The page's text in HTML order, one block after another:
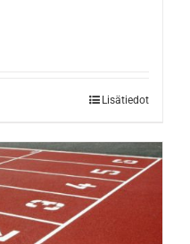
Lisätiedot